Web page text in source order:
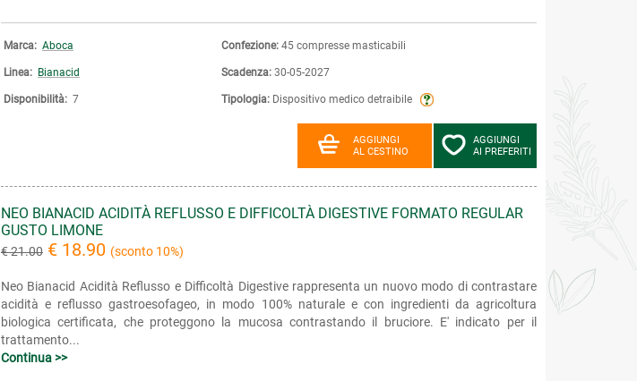
Marca: Aboca
Linea: Bianacid
Disponibilità: 7
Confezione: 45 compresse masticabili
Scadenza: 30-05-2027
Tipologia: Dispositivo medico detraibile
AGGIUNGI
AL CESTINO
AGGIUNGI
AI PREFERITI
NEO BIANACID ACIDITÀ REFLUSSO E DIFFICOLTÀ DIGESTIVE FORMATO REGULAR
GUSTO LIMONE
€ 21.00 € 18.90 (sconto 10%)
Neo Bianacid Acidità Reflusso e Difficoltà Digestive rappresenta un nuovo modo di contrastare
acidità e reflusso gastroesofageo, in modo 100% naturale e con ingredienti da agricoltura
biologica certificata, che proteggono la mucosa contrastando il bruciore. E' indicato per il
trattamento...
Continua >>